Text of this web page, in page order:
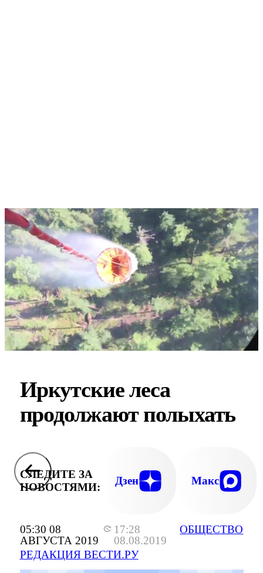
05:30 08
АВГУСТА 2019
17:28
08.08.2019
РЕДАКЦИЯ ВЕСТИ.РУ
ОБЩЕСТВО
Иркутские леса
продолжают полыхать
СЛЕДИТЕ ЗА
НОВОСТЯМИ:
Дзен Макс